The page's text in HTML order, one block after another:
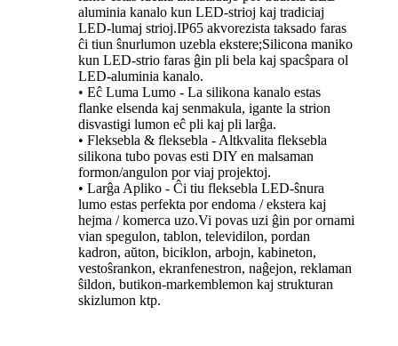
aluminia kanalo kun LED-strioj kaj tradiciaj
LED-lumaj strioj.IP65 akvorezista taksado faras
ĉi tiun ŝnurlumon uzebla ekstere;Silicona maniko
kun LED-strio faras ĝin pli bela kaj spacŝpara ol
LED-aluminia kanalo.
• Eĉ Luma Lumo - La silikona kanalo estas
flanke elsenda kaj senmakula, igante la strion
disvastigi lumon eĉ pli kaj pli larĝa.
• Fleksebla & fleksebla - Altkvalita fleksebla
silikona tubo povas esti DIY en malsaman
formon/angulon por viaj projektoj.
• Larĝa Apliko - Ĉi tiu fleksebla LED-ŝnura
lumo estas perfekta por endoma / ekstera kaj
hejma / komerca uzo.Vi povas uzi ĝin por ornami
vian spegulon, tablon, televidilon, pordan
kadron, aŭton, biciklon, arbojn, kabineton,
vestoŝrankon, ekranfenestron, naĝejon, reklaman
ŝildon, butikon-markemblemon kaj strukturan
skizlumon ktp.